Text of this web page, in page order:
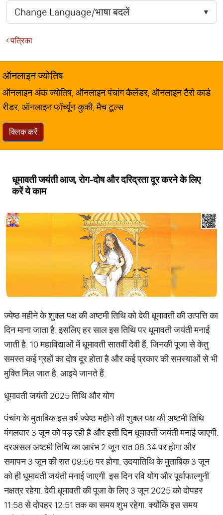
पत्रिका
ऑनलाइन ज्योतिष
ऑनलाइन अंक ज्योतिष, ऑनलाइन पंचांग कैलेंडर, ऑनलाइन टैरो कार्ड
रीडर, ऑनलाइन फॉर्च्यून कुकी, मैच टूल्स
क्लिक करें
धूमावती जयंती आज, रोग-दोष और दरिद्रता दूर करने के लिए
करें ये काम
ज्येष्ठ महीने के शुक्ल पक्ष की अष्टमी तिथि को देवी धूमावती की उत्पत्ति का
दिन माना जाता है. इसलिए हर साल इस तिथि पर धूमावती जयंती मनाई
जाती है. 10 महाविद्याओं में धूमावती सातवीं देवी हैं, जिनकी पूजा से केतु
समस्त कई ग्रहों का दोष दूर होता है और कई प्रकार की समस्याओं से भी
मुक्ति मिल जात है. आइये जानते हैं.
धूमावती जयंती 2025 तिथि और योग
पंचांग के मुताबिक इस वर्ष ज्येष्ठ महीने की शुक्ल पक्ष की अष्टमी तिथि
मंगलवार 3 जून को पड़ रही है और इसी दिन धूमावती जयंती मनाई जाएगी.
दरअसल अष्टमी तिथि का आरंभ 2 जून रात 08:34 पर होगा और
समापन 3 जून की रात 09:56 पर होगा. उदयातिथि के मुताबिक 3 जून
को ही धूमावती जयंती मनाई जाएगी. इस दिन रवि योग और पूर्वाफाल्गुनी
नक्षत्र रहेगा. देवी धूमावती की पूजा के लिए 3 जून 2025 को दोपहर
11:58 से दोपहर 12:51 तक का समय शुभ रहेगा. क्योंकि इस समय